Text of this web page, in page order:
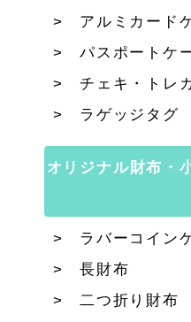
アルミカード
パスポートケ
チェキ・トレ
ラゲッジタグ
オリジナル財布・
ラバーコイン
長財布
二つ折り財布